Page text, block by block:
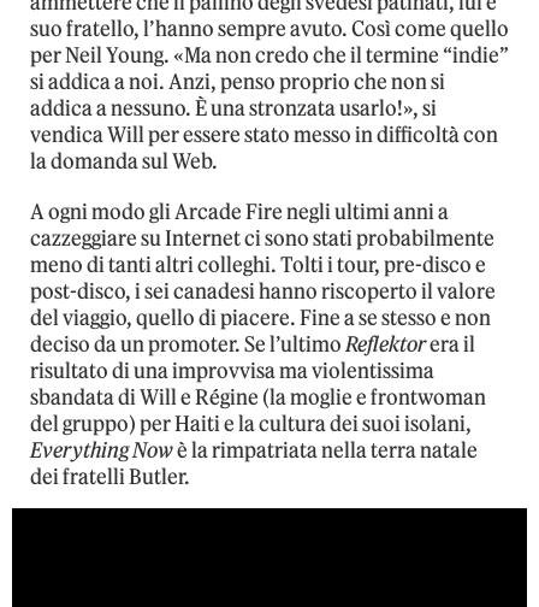
suo fratello, l’hanno sempre avuto. Così come quello
per Neil Young. «Ma non credo che il termine “indie”
si addica a noi. Anzi, penso proprio che non si
addica a nessuno. È una stronzata usarlo!», si
vendica Will per essere stato messo in difficoltà con
la domanda sul Web.
A ogni modo gli Arcade Fire negli ultimi anni a
cazzeggiare su Internet ci sono stati probabilmente
meno di tanti altri colleghi. Tolti i tour, pre-disco e
post-disco, i sei canadesi hanno riscoperto il valore
del viaggio, quello di piacere. Fine a se stesso e non
deciso da un promoter. Se l’ultimoReflektorera il
risultato di una improvvisa ma violentissima
sbandata di Will e Régine (la moglie e frontwoman
del gruppo) per Haiti e la cultura dei suoi isolani,
Everything Nowè la rimpatriata nella terra natale
dei fratelli Butler.